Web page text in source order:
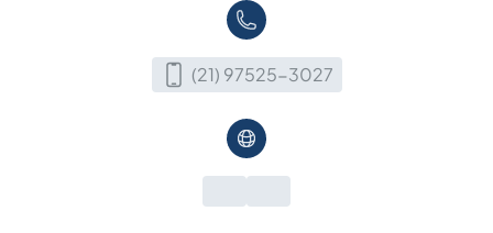
(21) 97525-3027